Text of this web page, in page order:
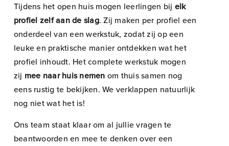
Tijdens het open huis mogen leerlingen bij elk
profiel zelf aan de slag. Zij maken per profiel een
onderdeel van een werkstuk, zodat zij op een
leuke en praktische manier ontdekken wat het
profiel inhoudt. Het complete werkstuk mogen
zij mee naar huis nemen om thuis samen nog
eens rustig te bekijken. We verklappen natuurlijk
nog niet wat het is!
Ons team staat klaar om al jullie vragen te
beantwoorden en mee te denken over een